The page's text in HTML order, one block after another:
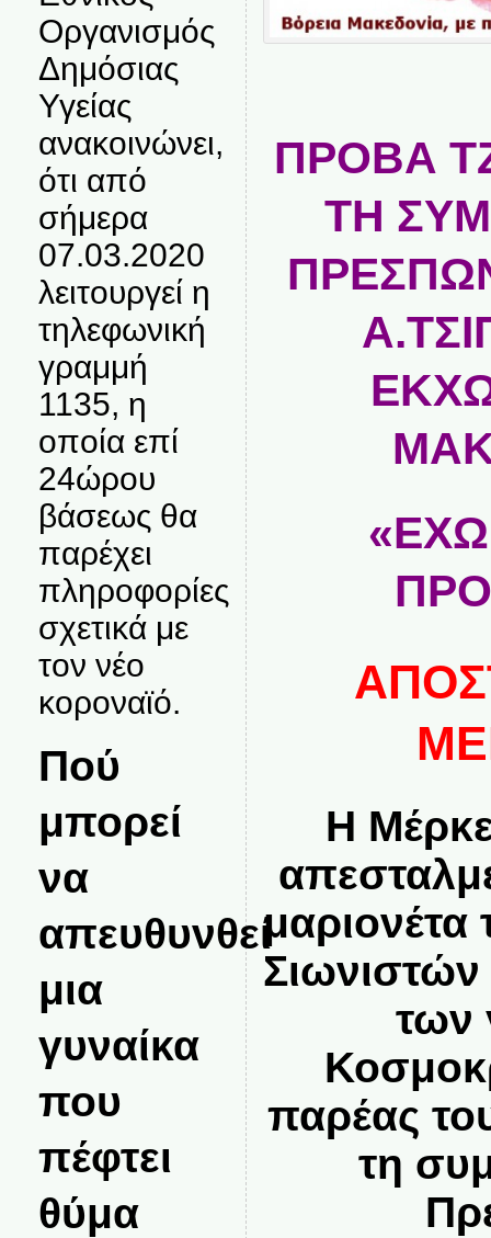
Οργανισμός
Δημόσιας
Υγείας
ανακοινώνει,
ότι από
σήμερα
07.03.2020
λειτουργεί η
τηλεφωνική
γραμμή
1135, η
οποία επί
24ώρου
βάσεως θα
παρέχει
πληροφορίες
σχετικά με
τον νέο
κοροναϊό.
Πού
μπορεί
να
απευθυνθεί
μια
γυναίκα
που
πέφτει
θύμα
ΠΡΟΒΑ
ΤΗ
Η
μαριονέτα
των
παρέας
τη